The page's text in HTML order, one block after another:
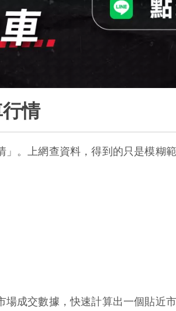
情
。上網查資料，得到的只是模糊
成交數據，快速計算出一個貼近